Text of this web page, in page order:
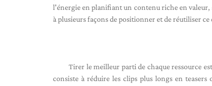
l'énergie en planifiant un contenu riche en valeur,
à plusieurs façons de positionner et de réutiliser
Tirer le meilleur parti de chaque ressource
consiste à réduire les clips plus longs en